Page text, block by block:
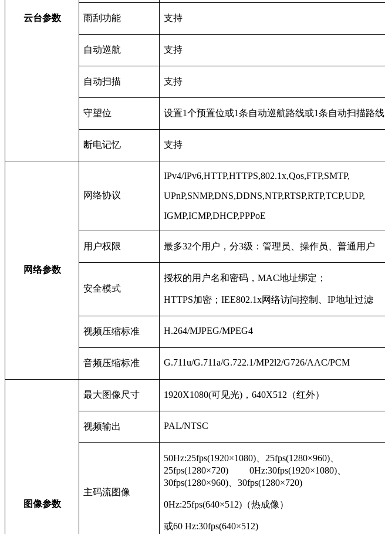
云台参数 雨刮功能 支持
自动巡航 支持
自动扫描 支持
守望位 设置1个预置位或1条自动巡航路线或1条自动扫描路线
断电记忆 支持
网络参数
网络协议
IPv4/IPv6,HTTP,HTTPS,802.1x,Qos,FTP,SMTP,
UPnP,SNMP,DNS,DDNS,NTP,RTSP,RTP,TCP,UDP,
IGMP,ICMP,DHCP,PPPoE
用户权限 最多32个用户，分3级：管理员、操作员、普通用户
安全模式
授权的用户名和密码，MAC地址绑定；
HTTPS加密；IEE802.1x网络访问控制、IP地址过滤
视频压缩标准 H.264/MJPEG/MPEG4
音频压缩标准 G.711u/G.711a/G.722.1/MP2l2/G726/AAC/PCM
图像参数
最大图像尺寸 1920X1080(可见光)，640X512（红外）
视频输出 PAL/NTSC
主码流图像
50Hz:25fps(1920×1080) 、25fps(1280×960)、
25fps(1280×720) 0Hz:30fps(1920×1080)、
30fps(1280×960)、30fps(1280×720)
0Hz:25fps(640×512) （热成像）
或60 Hz:30fps(640×512)